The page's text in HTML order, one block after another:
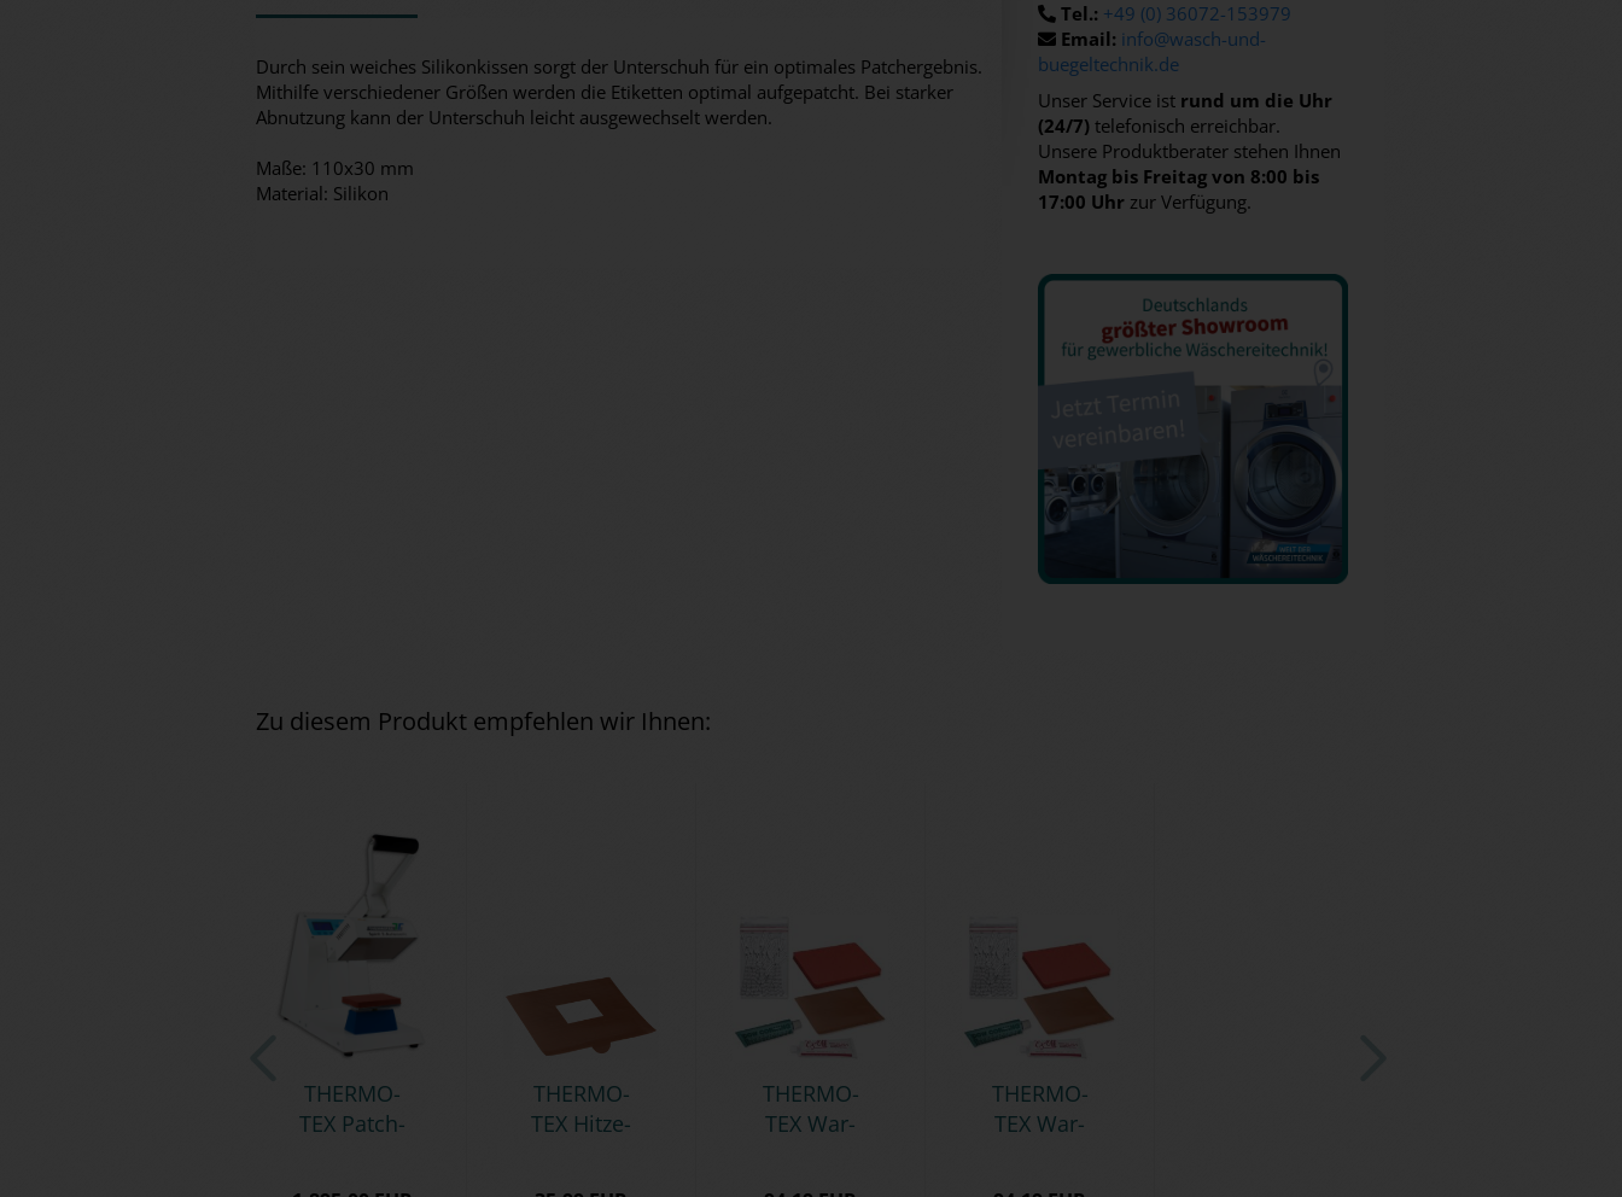
Tel.: +49 (0) 36072-153979
Email: info@wasch-und-
buegeltechnik.de
Unser Service ist rund um die Uhr
(24/7) telefonisch erreichbar.
Unsere Produktberater stehen Ihnen
Montag bis Freitag von 8:00 bis
17:00 Uhr zur Verfügung.
Durch sein weiches Silikonkissen sorgt der Unterschuh für ein optimales Patchergebnis.
Mithilfe verschiedener Größen werden die Etiketten optimal aufgepatcht. Bei starker
Abnutzung kann der Unterschuh leicht ausgewechselt werden.
Maße: 110x30 mm
Material: Silikon
Zu diesem Produkt empfehlen wir Ihnen:
THER­MO­
TEX Patch­
THER­MO­
TEX Hit­ze­
THER­MO­
TEX War­
THER­MO­
TEX War­